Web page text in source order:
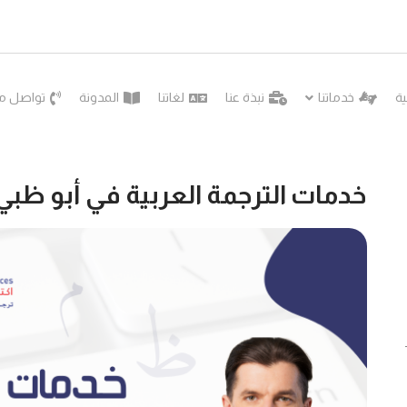
خدماتنا نبذة عنا لغاتنا المدونة تواصل
خدمات الترجمة العربية في أبو